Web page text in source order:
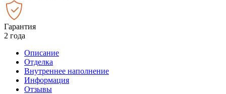
Гарантия
2 года
Описание
Отделка
Внутреннее наполнение
Информация
Отзывы